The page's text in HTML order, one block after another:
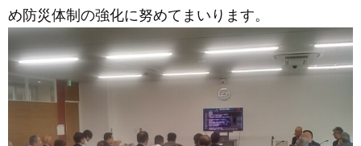
め防災体制の強化に努めてまいります。